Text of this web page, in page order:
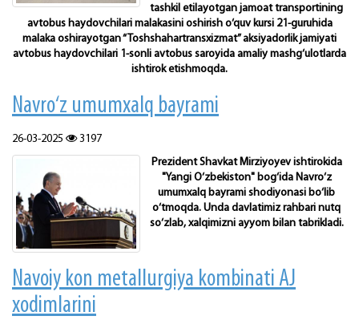
tashkil etilayotgan jamoat transportining
avtobus haydovchilari malakasini oshirish o‘quv kursi 21-guruhida
malaka oshirayotgan “Toshshahartransxizmat” aksiyadorlik jamiyati
avtobus haydovchilari 1-sonli avtobus saroyida amaliy mashg‘ulotlarda
ishtirok etishmoqda.
Navro‘z umumxalq bayrami
26-03-2025
3197
Prezident Shavkat Mirziyoyev ishtirokida
"Yangi O‘zbekiston" bog‘ida Navro‘z
umumxalq bayrami shodiyonasi bo‘lib
o‘tmoqda. Unda davlatimiz rahbari nutq
so‘zlab, xalqimizni ayyom bilan tabrikladi.
Navoiy kon metallurgiya kombinati AJ
xodimlarini